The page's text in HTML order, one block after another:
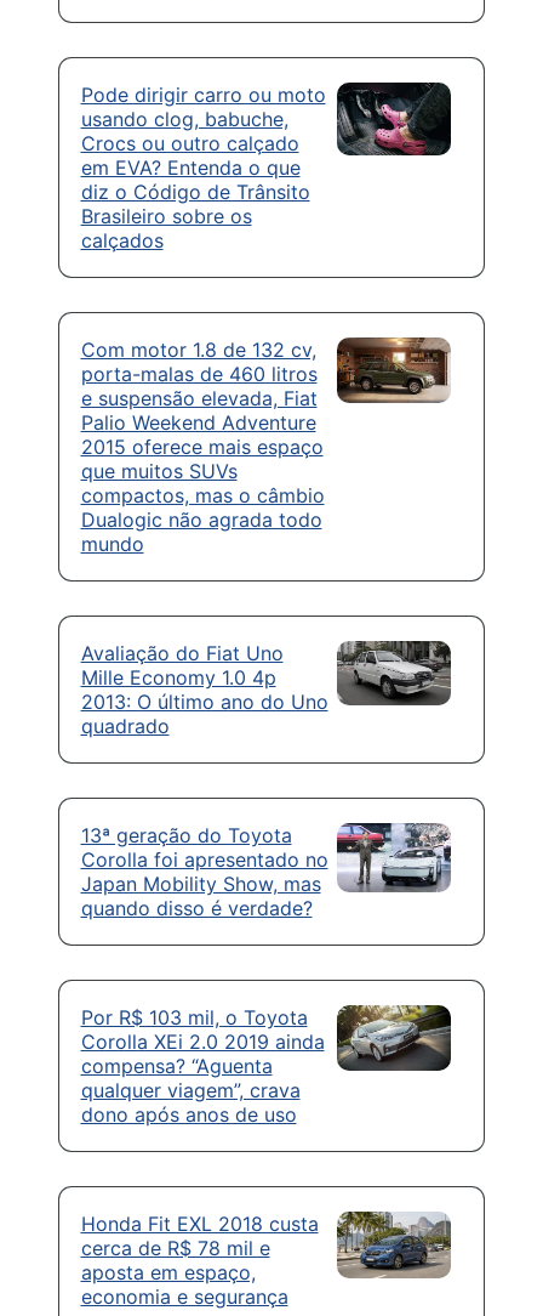
Pode dirigir carro ou moto
usando clog, babuche,
Crocs ou outro calçado
em EVA? Entenda o que
diz o Código de Trânsito
Brasileiro sobre os
calçados
Com motor 1.8 de 132 cv,
porta-malas de 460 litros
e suspensão elevada, Fiat
Palio Weekend Adventure
2015 oferece mais espaço
que muitos SUVs
compactos, mas o câmbio
Dualogic não agrada todo
mundo
Avaliação do Fiat Uno
Mille Economy 1.0 4p
2013: O último ano do Uno
quadrado
13ª geração do Toyota
Corolla foi apresentado no
Japan Mobility Show, mas
quando disso é verdade?
Por R$ 103 mil, o Toyota
Corolla XEi 2.0 2019 ainda
compensa? “Aguenta
qualquer viagem”, crava
dono após anos de uso
Honda Fit EXL 2018 custa
cerca de R$ 78 mil e
aposta em espaço,
economia e segurança